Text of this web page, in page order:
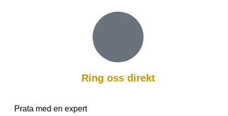
Ring oss direkt
Prata med en expert